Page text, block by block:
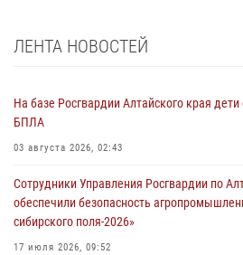
ЛЕНТА НОВОСТЕЙ
На базе Росгвардии Алтайского края
БПЛА
03 августа 2026, 02:43
Сотрудники Управления Росгвардии по
обеспечили безопасность
сибирского поля-2026»
17 июля 2026, 09:52